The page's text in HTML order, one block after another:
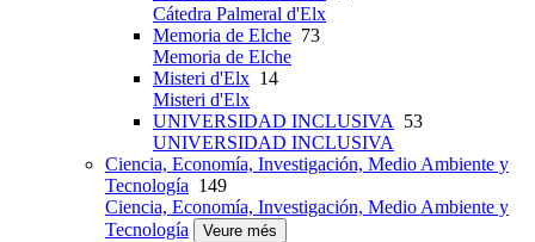
Cátedra Palmeral d'Elx
Memoria de Elche 73
Memoria de Elche
Misteri d'Elx 14
Misteri d'Elx
UNIVERSIDAD INCLUSIVA 53
UNIVERSIDAD INCLUSIVA
Ciencia, Economía, Investigación, Medio Ambiente y
Tecnología 149
Ciencia, Economía, Investigación, Medio Ambiente y
Tecnología
Veure més